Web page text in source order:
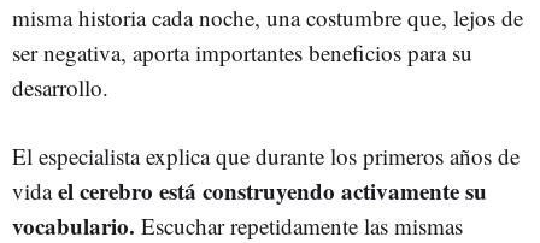
misma historia cada noche, una costumbre que, lejos de
ser negativa, aporta importantes beneficios para su
desarrollo.
El especialista explica que durante los primeros años de
vidael cerebro está construyendo activamente su
vocabulario. Escuchar repetidamente las mismas